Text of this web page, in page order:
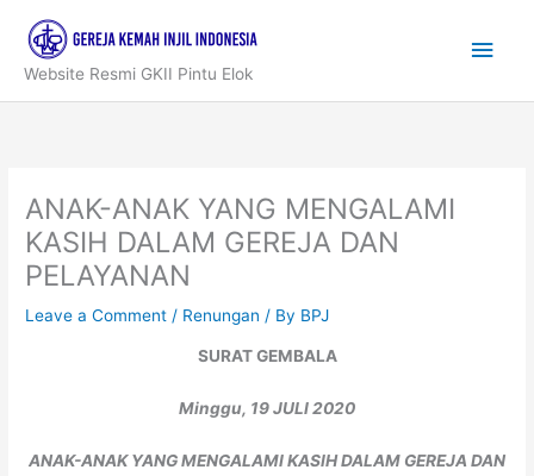
content
Website Resmi GKII Pintu Elok
Main
ANAK-ANAK YANG MENGALAMI
KASIH DALAM GEREJA DAN
PELAYANAN
Leave a Comment / Renungan / By BPJ
SURAT GEMBALA
Minggu, 19 JULI 2020
ANAK-ANAK YANG MENGALAMI KASIH DALAM GEREJA DAN